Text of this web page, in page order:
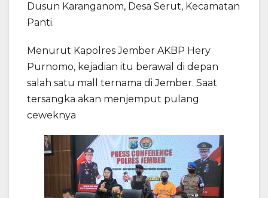
Dusun Karanganom, Desa Serut, Kecamatan
Panti.
Menurut Kapolres Jember AKBP Hery
Purnomo, kejadian itu berawal di depan
salah satu mall ternama di Jember. Saat
tersangka akan menjemput pulang
ceweknya